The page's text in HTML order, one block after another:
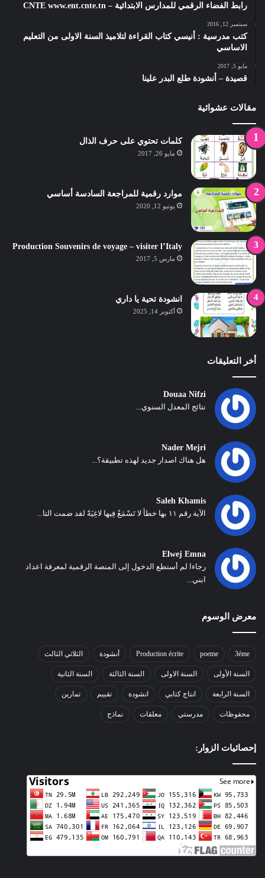
رابط الفضاء الرقمي للمدارس الابتدائية – CNTE www.ent.cnte.tn
سبتمبر 12, 2016
كتب مدرسية : أنيسي كتاب القراءة لتلاميذ السنة الاولى من التعليم
الاساسي
مايو 5, 2017
قصيدة – أنشودة طلع البدر علينا
مقالات عشوائية
كلمات تحتوي على حرف الذال
مايو 26, 2017
موارد رقمية للمراجعة السادسة أساسي
يونيو 12, 2020
Production Souvenirs de voyage – visiter l’Italy
مارس 5, 2017
انشودة تحية يا داري
أكتوبر 14, 2025
أخر التعليقات
Douaa Nifzi
نتائج المعدل السنوي...
Nader Mejri
هل هناك اصدار جديد لهذه تطبيقة؟...
Saleh Khamis
الآية رقم ١١ بها خطأ لا تَسْمَعُ فِيها لاغِيَةً لقد ضمت التا...
Elwej Emna
رجاءا لم أستطع الدخول إلى المنصة الرقمية لمعرفة اعداد
ابني...
معرض الوسوم
3éme
poeme
Production écrite أنشودة الثلاثي الثالث
السنة الأولى السنة الاولى السنة الثالثة السنة الثانية
السنة الرابعة انتاج كتابي انشودة تقييم تمارين
محفوظات مدرستي معلقات نماذج
إحصائيات الزوار: